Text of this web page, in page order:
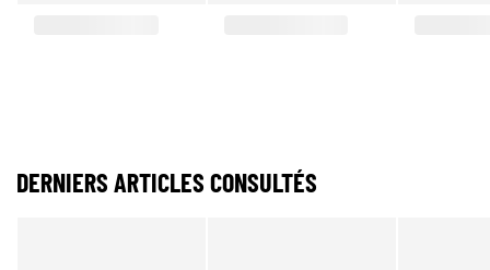
DERNIERS ARTICLES CONSULTÉS